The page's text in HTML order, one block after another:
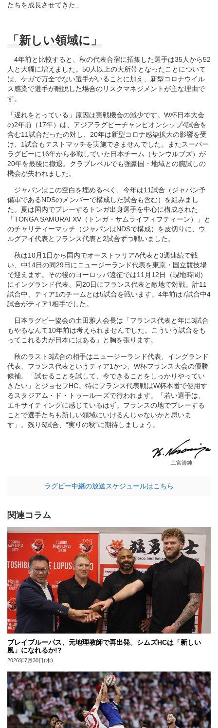
たちを成長させてきた」
「新しい領域に」
4年前と比較すると、秋の代表合宿に招集した選手は35人から52
人と大幅に増えました。50人以上の大所帯となったことについて
は、ケガで万全でない選手がいることに加え、新型コロナウイル
ス感染で選手が離脱した場合のリスクマネジメントが主な理由で
す。
「遅れをとっている」原因は実戦機会の減少です。W杯日本大会
の2年前（17年）は、アジアラグビーチャンピオンシップ4試合を
含む11試合だったの対し、20年は新型コロナ感染拡大の影響を受
け、1試合もテストマッチを実施できませんでした。またスーパー
ラグビーに16年から参戦していた日本チーム（サンウルブズ）が
20年を最後に撤退。クラブレベルでも強豪国・地域との腕試しの
機会が失われました。
ジャパンはこの空白を埋めるべく、今年は11試合（ジャパン予
備軍であるNDSのメンバーで構成した試合も含む）を組みまし
た。夏は国内でプレーするトンガ出身選手を中心に構成された
「TONGA SAMURAI XV（トンガ・サムライフィフティーン）」と
のチャリティーマッチ（ジャパンはNDSで構成）を皮切りに、ウ
ルグアイ代表とフランス代表と2試合ずつ戦いました。
秋は10月1日から国内でオーストラリアA代表と3週連続で戦
い、中14日の同29日にニュージーランド代表を東京・国立競技場
で迎えます。その後のヨーロッパ遠征では11月12日（現地時間）
にイングランド代表、同20日にフランス代表と敵地で対戦。計11
試合中、ティア1のチームとは5試合を戦います。4年前は7試合中4
試合がティア1相手でした。
日本ラグビー協会の土田雅人会長は「フランス代表と年に3試合
もやるなんて10年前は考えられませんでした。こういう試合をも
ってこれる力が日本にはある」と胸を張ります。
秋のラスト3試合の相手はニュージーランド代表、イングランド
代表、フランス代表というティア1かつ、W杯フランス大会の優勝
候補。「試せることを試して、今できることをしっかりやってい
きたい」とジョセフHC。特にフランス代表戦はW杯本番で使用す
るスタジアム・ド・トゥールーズで行われます。「若い選手は、
エキサイティングに感じているはず。フランスの地でプレーする
ことで選手たちも新しい領域にいけるんじゃないかと思いま
す」。残り6試合、“実りの秋”に期待しましょう。
二宮清純
ラグビー中継の放送スケジュールはこちら
関連コラム
ブレイブルーパス、元地理教師で再出発。シムズHCは「新しい
風」になれるか!?
2026年7月30日(木)